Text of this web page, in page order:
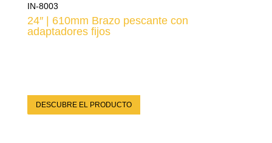
IN-8003
24″ | 610mm Brazo pescante con
adaptadores fijos
DESCUBRE EL PRODUCTO